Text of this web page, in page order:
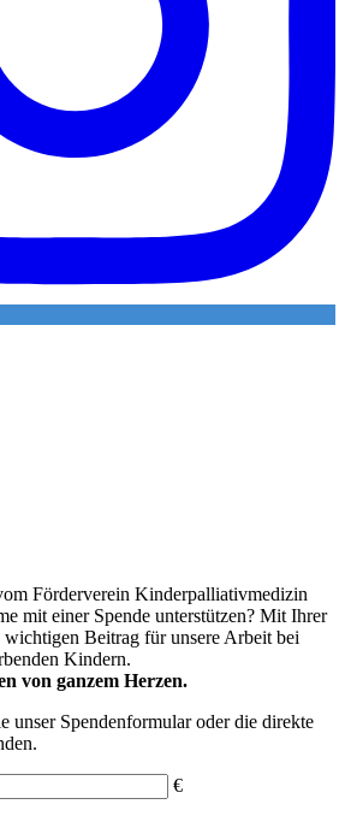
Förderverein Kinder­palliativ­medizin
mit einer Spende unterstützen? Mit Ihrer
wichtigen Beitrag für unsere Arbeit bei
Kindern.
von ganzem Herzen.
unser Spendenformular oder die direkte
€